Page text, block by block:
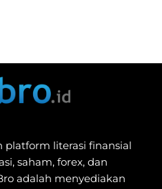
platform literasi finansial
saham, forex, dan
adalah menyediakan